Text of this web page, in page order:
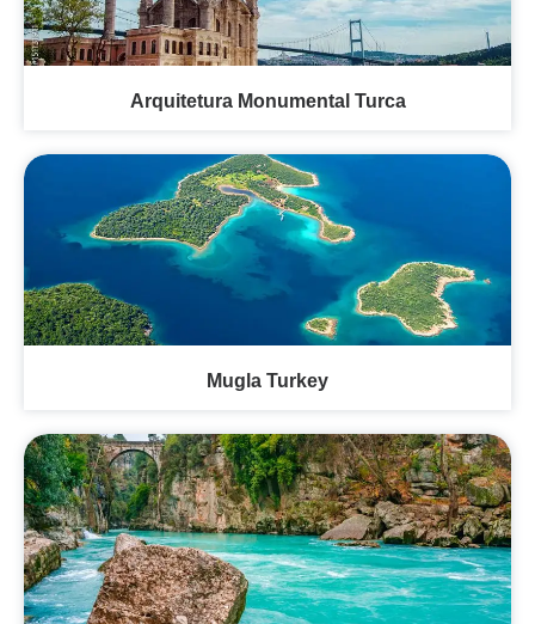
Arquitetura Monumental Turca
Mugla Turkey